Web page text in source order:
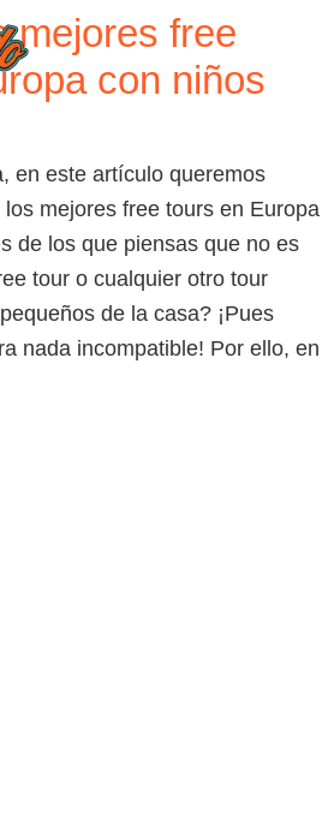
mejores free
con niños
en este artículo queremos
mejores free tours en Europa
de los que piensas que no es
tour o cualquier otro tour
de la casa? ¡Pues
nada incompatible! Por ello, en